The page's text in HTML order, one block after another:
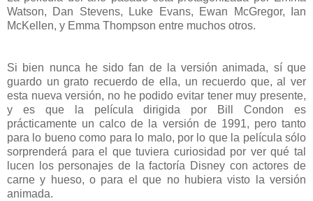
Watson, Dan Stevens, Luke Evans, Ewan McGregor, Ian
McKellen, y Emma Thompson entre muchos otros.
Si bien nunca he sido fan de la versión animada, sí que
guardo un grato recuerdo de ella, un recuerdo que, al ver
esta nueva versión, no he podido evitar tener muy presente,
y es que la película dirigida por Bill Condon es
prácticamente un calco de la versión de 1991, pero tanto
para lo bueno como para lo malo, por lo que la película sólo
sorprenderá para el que tuviera curiosidad por ver qué tal
lucen los personajes de la factoría Disney con actores de
carne y hueso, o para el que no hubiera visto la versión
animada.